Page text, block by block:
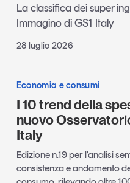
La classifica dei super
Immagino di GS1 Italy
28 luglio 2026
Economia e consumi
I 10 trend della
nuovo
Italy
Edizione n.19 per l’analisi
consistenza e andamento